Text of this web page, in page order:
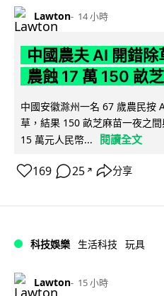
Lawton 14 小時
中國農夫 AI 開錯
農蝕 17 萬 150 畝
中國安徽滁州一名 67 歲農民按
草，結果 150 畝芝麻苗一夜之
15 萬元人民幣...
閱讀全文
169 25 ↗ 分享
科技娛樂 生活科技 玩具
Lawton 15 小時